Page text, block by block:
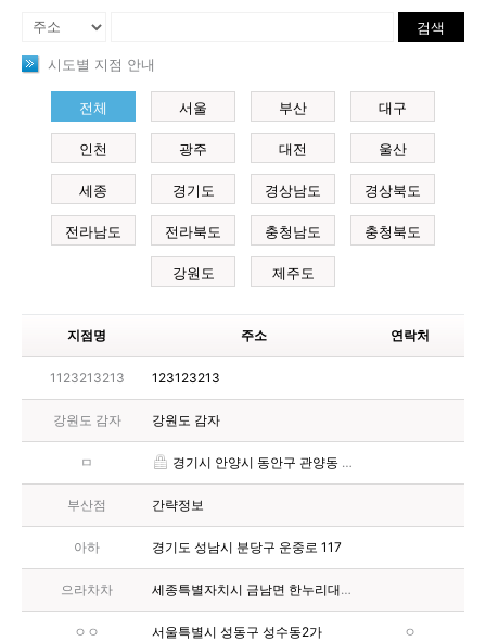
검색
시도별 지점 안내
전체 서울 부산 대구
인천 광주 대전 울산
세종 경기도 경상남도 경상북도
전라남도 전라북도 충청남도 충청북도
강원도 제주도
지점명 주소 연락처
1123213213 123123213
강원도 감자 강원도 감자
ㅁ 경기시 안양시 동안구 관양동 1400-7 2층
부산점 간략정보
아하 경기도 성남시 분당구 운중로 117
으라차차 세종특별자치시 금남면 한누리대로 2154
ㅇㅇ 서울특별시 성동구 성수동2가 ㅇ